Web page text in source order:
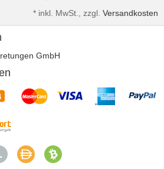
* inkl. MwSt., zzgl. Versandkosten